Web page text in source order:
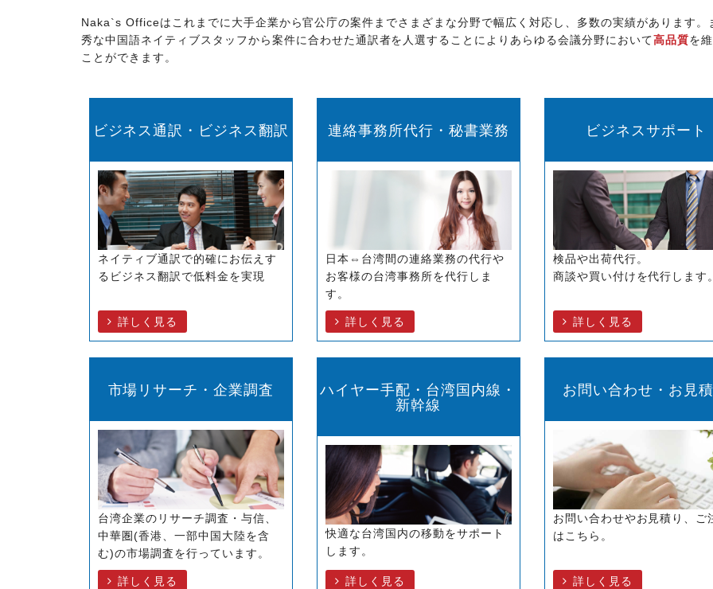
Naka`s Officeはこれまでに大手企業から官公庁の案件までさまざまな分野で幅広く対応し、多数の実績があります。
秀な中国語ネイティブスタッフから案件に合わせた通訳者を人選することによりあらゆる会議分野において高品質を
ことができます。
ビジネス通訳・ビジネス翻訳
ネイティブ通訳で的確にお伝えす
るビジネス翻訳で低料金を実現
詳しく見る
連絡事務所代行・秘書業務
日本⇔台湾間の連絡業務の代行や
お客様の台湾事務所を代行しま
す。
詳しく見る
ビジネスサポート
検品や出荷代行。
商談や買い付けを代行します
詳しく見る
市場リサーチ・企業調査
台湾企業のリサーチ調査・与信、
中華圏(香港、一部中国大陸を含
む)の市場調査を行っています。
詳しく見る
ハイヤー手配・台湾国内線・
新幹線
快適な台湾国内の移動をサポート
します。
詳しく見る
お問い合わせ・お見
お問い合わせやお見積り、ご
はこちら。
詳しく見る